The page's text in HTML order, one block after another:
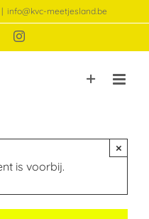
| info@kvc-meetjesland.be
Instagram
is voorbij.
×